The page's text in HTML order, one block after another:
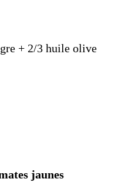
+ 2/3 huile olive
jaunes